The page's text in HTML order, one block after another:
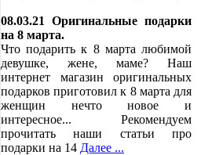
08.03.21 Оригинальные подарки
на 8 марта.
Что подарить к 8 марта любимой
девушке, жене, маме? Наш
интернет магазин оригинальных
подарков приготовил к 8 марта для
женщин нечто новое и
интересное... Рекомендуем
прочитать наши статьи про
подарки на 14 Далее ...